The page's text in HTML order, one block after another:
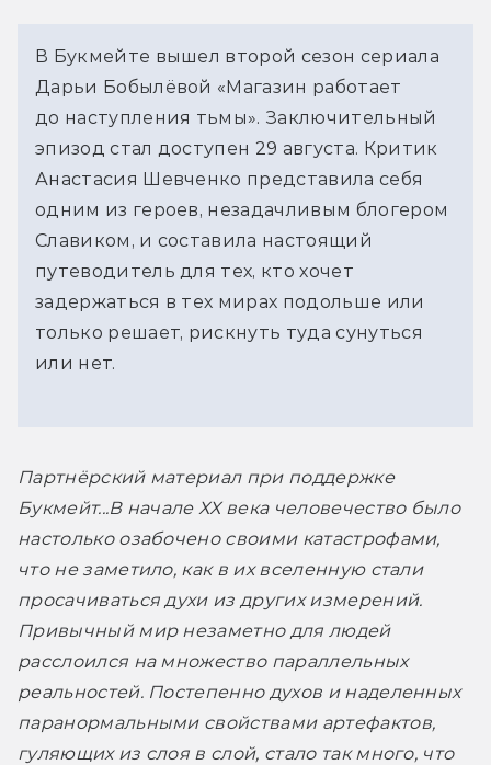
В Букмейте вышел второй сезон сериала
Дарьи Бобылёвой «Магазин работает
до наступления тьмы». Заключительный
эпизод стал доступен 29 августа. Критик
Анастасия Шевченко представила себя
одним из героев, незадачливым блогером
Славиком, и составила настоящий
путеводитель для тех, кто хочет
задержаться в тех мирах подольше или
только решает, рискнуть туда сунуться
или нет.
Партнёрский материал при поддержке
Букмейт...В начале ХХ века человечество было
настолько озабочено своими катастрофами,
что не заметило, как в их вселенную стали
просачиваться духи из других измерений.
Привычный мир незаметно для людей
расслоился на множество параллельных
реальностей. Постепенно духов и наделенных
паранормальными свойствами артефактов,
гуляющих из слоя в слой, стало так много, что